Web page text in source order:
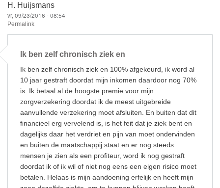
H. Huijsmans
vr, 09/23/2016 - 08:54
Permalink
Ik ben zelf chronisch ziek en
Ik ben zelf chronisch ziek en 100% afgekeurd, ik word al
10 jaar gestraft doordat mijn inkomen daardoor nog 70%
is. Ik betaal al de hoogste premie voor mijn
zorgverzekering doordat ik de meest uitgebreide
aanvullende verzekering moet afsluiten. En buiten dat dit
financieel erg vervelend is, is het feit dat je ziek bent en
dagelijks daar het verdriet en pijn van moet ondervinden
en buiten de maatschappij staat en er nog steeds
mensen je zien als een profiteur, word ik nog gestraft
doordat ik of ik wil of niet nog eens een eigen risico moet
betalen. Helaas is mijn aandoening erfelijk en heeft mijn